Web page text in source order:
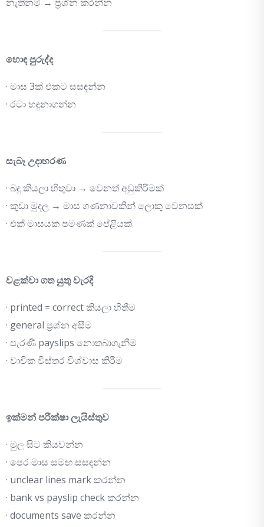
හොඳ පුරුද්ද
· මාස 3ක් එකට සසඳන්න
· රටා හඳුනාගන්න
සැබෑ උදාහරණ
· බදු කියලා හිතුවා → වෙනත් අඩුකිරීමක්
· කුඩා මුදල → මාස ගණනාවකින් ලොකු වෙනසක්
· එක් මාසයක පමණක් පේළියක්
වළක්වා ගත යුතු වැරදි
· printed = correct කියලා හිතීම
· general ප්‍රශ්න අසීම
· පැරණි payslips නොතබාගැනීම
· වාචික විස්තර විශ්වාස කිරීම
ඉක්මන් පරීක්ෂා ලැයිස්තුව
· මුල සිට කියවන්න
· පෙර මාස සමඟ සසඳන්න
· unclear lines mark කරන්න
· bank vs payslip check කරන්න
· documents save කරන්න